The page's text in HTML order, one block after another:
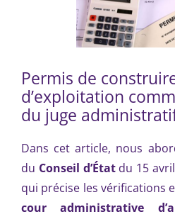
Permis de
d’exploitation
du juge
Dans cet article, nous
du Conseil d’Étatdu 15 avril
qui précise les vérifications
cour administrative